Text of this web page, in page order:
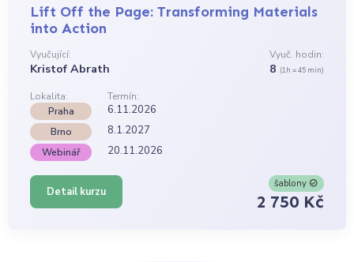
Lift Off the Page: Transforming Materials
into Action
Vyučující:
Kristof Abrath
Vyuč. hodin:
8 (1h = 45 min)
Lokalita:
Termín:
Praha
6.11.2026
Brno 8.1.2027
Webinář 20.11.2026
Detail kurzu
šablony
2 750 Kč